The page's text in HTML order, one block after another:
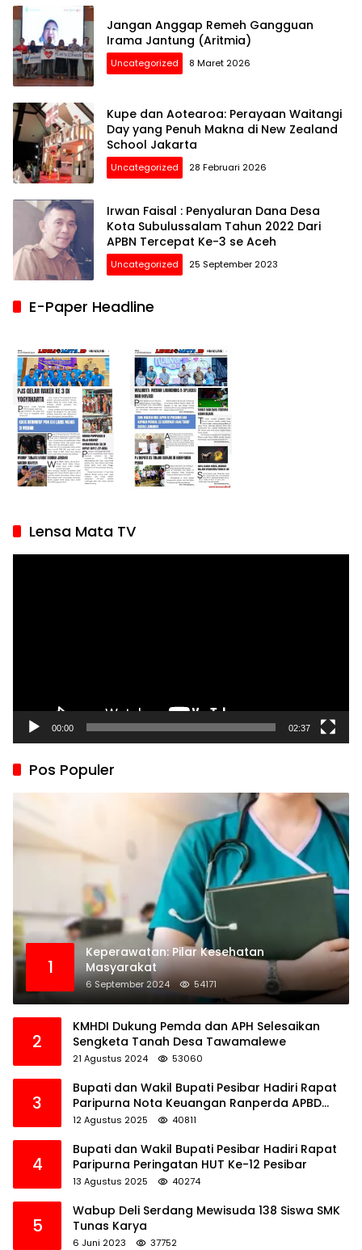
Jangan Anggap Remeh Gangguan
Irama Jantung (Aritmia)
Uncategorized 8 Maret 2026
Kupe dan Aotearoa: Perayaan Waitangi
Day yang Penuh Makna di New Zealand
School Jakarta
Uncategorized 28 Februari 2026
Irwan Faisal : Penyaluran Dana Desa
Kota Subulussalam Tahun 2022 Dari
APBN Tercepat Ke-3 se Aceh
Uncategorized 25 September 2023
E-Paper Headline
Lensa Mata TV
00:00 02:37
Pos Populer
1
Keperawatan: Pilar Kesehatan
Masyarakat
6 September 2024 54171
2
KMHDI Dukung Pemda dan APH Selesaikan
Sengketa Tanah Desa Tawamalewe
21 Agustus 2024 53060
3
Bupati dan Wakil Bupati Pesibar Hadiri Rapat
Paripurna Nota Keuangan Ranperda APBD
Perubahan TA 2025
12 Agustus 2025 40811
4
Bupati dan Wakil Bupati Pesibar Hadiri Rapat
Paripurna Peringatan HUT Ke-12 Pesibar
13 Agustus 2025 40274
5
Wabup Deli Serdang Mewisuda 138 Siswa SMK
Tunas Karya
6 Juni 2023 37752